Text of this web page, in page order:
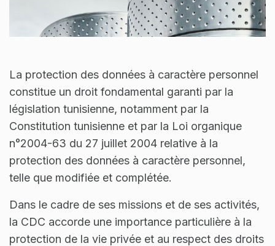
La protection des données à caractère personnel
constitue un droit fondamental garanti par la
législation tunisienne, notamment par la
Constitution tunisienne et par la Loi organique
n°2004-63 du 27 juillet 2004 relative à la
protection des données à caractère personnel,
telle que modifiée et complétée.
Dans le cadre de ses missions et de ses activités,
la CDC accorde une importance particulière à la
protection de la vie privée et au respect des droits